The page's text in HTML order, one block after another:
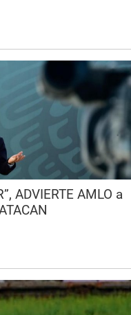
ADVIERTE AMLO a